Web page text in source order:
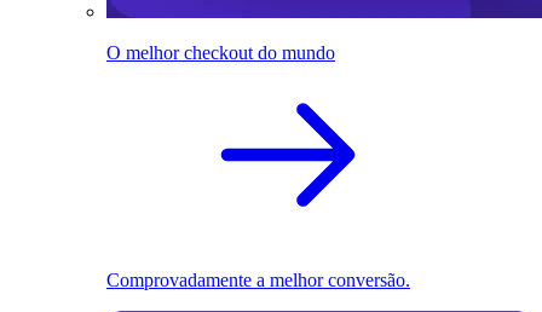
O melhor checkout do mundo
Comprovadamente a melhor conversão.